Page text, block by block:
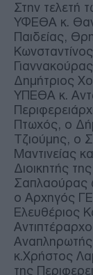
Στην τελετή
ΥΦΕΘΑ κ.
Παιδείας,
Δημήτριος
ΥΠΕΘΑ κ.
Πτωχός, ο
Τζιούμης, ο
Μαντινείας
Διοικητής
Σαπλαούρας
ο Αρχηγός
Ελευθέριος
κ.Χρήστος
της